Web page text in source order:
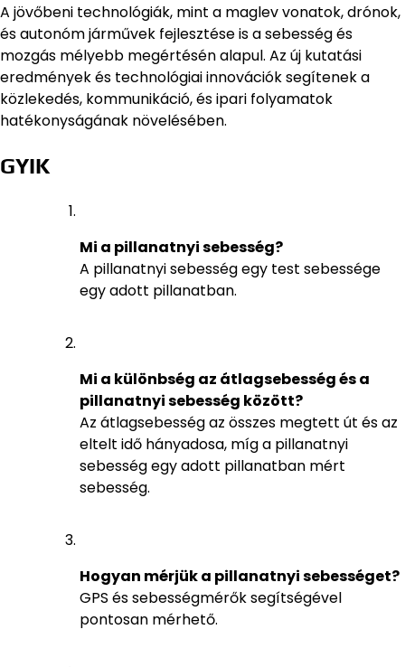
A jövőbeni technológiák, mint a maglev vonatok, drónok,
és autonóm járművek fejlesztése is a sebesség és
mozgás mélyebb megértésén alapul. Az új kutatási
eredmények és technológiai innovációk segítenek a
közlekedés, kommunikáció, és ipari folyamatok
hatékonyságának növelésében.
GYIK
Mi a pillanatnyi sebesség?
A pillanatnyi sebesség egy test sebessége
egy adott pillanatban.
Mi a különbség az átlagsebesség és a
pillanatnyi sebesség között?
Az átlagsebesség az összes megtett út és az
eltelt idő hányadosa, míg a pillanatnyi
sebesség egy adott pillanatban mért
sebesség.
Hogyan mérjük a pillanatnyi sebességet?
GPS és sebességmérők segítségével
pontosan mérhető.